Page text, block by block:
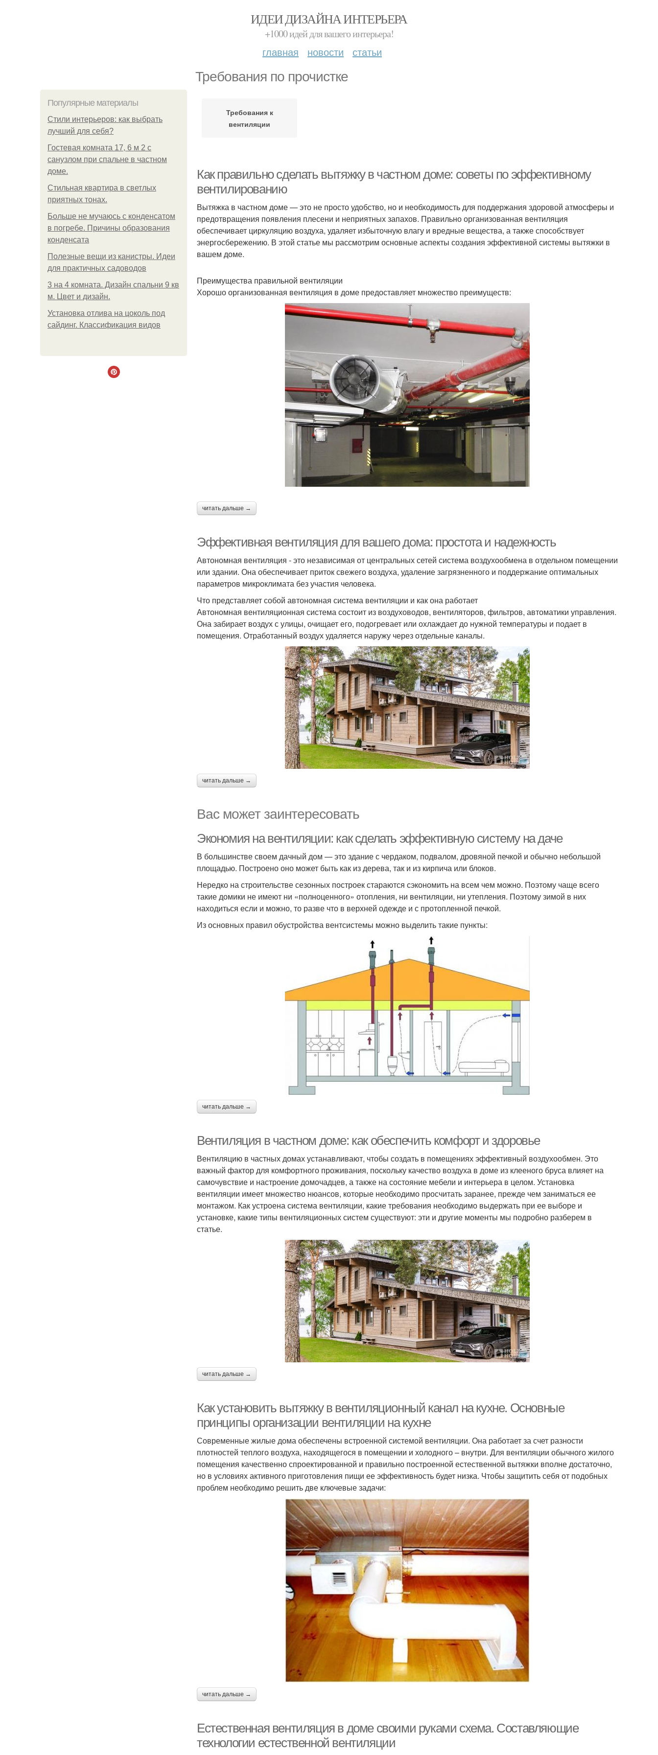
ИДЕИ ДИЗАЙНА ИНТЕРЬЕРА
+1000 идей для вашего интерьера!
главная новости статьи
Требования по прочистке
Популярные материалы
Стили интерьеров: как выбрать
лучший для себя?
Гостевая комната 17, 6 м 2 с
санузлом при спальне в частном
доме.
Стильная квартира в светлых
приятных тонах.
Больше не мучаюсь с конденсатом
в погребе. Причины образования
конденсата
Полезные вещи из канистры. Идеи
для практичных садоводов
3 на 4 комната. Дизайн спальни 9 кв
м. Цвет и дизайн.
Установка отлива на цоколь под
сайдинг. Классификация видов
Требования к
вентиляции
Как правильно сделать вытяжку в частном доме: советы по эффективному
вентилированию
Вытяжка в частном доме — это не просто удобство, но и необходимость для поддержания здоровой атмосферы и
предотвращения появления плесени и неприятных запахов. Правильно организованная вентиляция
обеспечивает циркуляцию воздуха, удаляет избыточную влагу и вредные вещества, а также способствует
энергосбережению. В этой статье мы рассмотрим основные аспекты создания эффективной системы вытяжки в
вашем доме.
Преимущества правильной вентиляции
Хорошо организованная вентиляция в доме предоставляет множество преимуществ:
читать дальше →
Эффективная вентиляция для вашего дома: простота и надежность
Автономная вентиляция - это независимая от центральных сетей система воздухообмена в отдельном помещении
или здании. Она обеспечивает приток свежего воздуха, удаление загрязненного и поддержание оптимальных
параметров микроклимата без участия человека.
Что представляет собой автономная система вентиляции и как она работает
Автономная вентиляционная система состоит из воздуховодов, вентиляторов, фильтров, автоматики управления.
Она забирает воздух с улицы, очищает его, подогревает или охлаждает до нужной температуры и подает в
помещения. Отработанный воздух удаляется наружу через отдельные каналы.
читать дальше →
Вас может заинтересовать
Экономия на вентиляции: как сделать эффективную систему на даче
В большинстве своем дачный дом — это здание с чердаком, подвалом, дровяной печкой и обычно небольшой
площадью. Построено оно может быть как из дерева, так и из кирпича или блоков.
Нередко на строительстве сезонных построек стараются сэкономить на всем чем можно. Поэтому чаще всего
такие домики не имеют ни «полноценного» отопления, ни вентиляции, ни утепления. Поэтому зимой в них
находиться если и можно, то разве что в верхней одежде и с протопленной печкой.
Из основных правил обустройства вентсистемы можно выделить такие пункты:
читать дальше →
Вентиляция в частном доме: как обеспечить комфорт и здоровье
Вентиляцию в частных домах устанавливают, чтобы создать в помещениях эффективный воздухообмен. Это
важный фактор для комфортного проживания, поскольку качество воздуха в доме из клееного бруса влияет на
самочувствие и настроение домочадцев, а также на состояние мебели и интерьера в целом. Установка
вентиляции имеет множество нюансов, которые необходимо просчитать заранее, прежде чем заниматься ее
монтажом. Как устроена система вентиляции, какие требования необходимо выдержать при ее выборе и
установке, какие типы вентиляционных систем существуют: эти и другие моменты мы подробно разберем в
статье.
читать дальше →
Как установить вытяжку в вентиляционный канал на кухне. Основные
принципы организации вентиляции на кухне
Современные жилые дома обеспечены встроенной системой вентиляции. Она работает за счет разности
плотностей теплого воздуха, находящегося в помещении и холодного – внутри. Для вентиляции обычного жилого
помещения качественно спроектированной и правильно построенной естественной вытяжки вполне достаточно,
но в условиях активного приготовления пищи ее эффективность будет низка. Чтобы защитить себя от подобных
проблем необходимо решить две ключевые задачи:
читать дальше →
Естественная вентиляция в доме своими руками схема. Составляющие
технологии естественной вентиляции